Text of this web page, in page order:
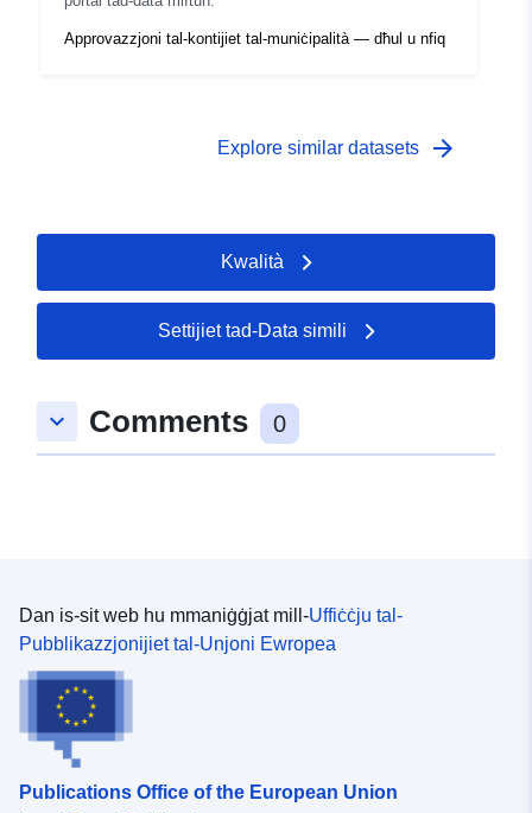
Approvazzjoni tal-kontijiet tal-muniċipalità — dħul u nfiq
Explore similar datasets arrow_forward
Kwalità
Settijiet tad-Data simili
keyboard_arrow_down Comments 0
Dan is-sit web hu mmaniġġjat mill-Uffiċċju tal-
Pubblikazzjonijiet tal-Unjoni Ewropea
Publications Office of the European Union